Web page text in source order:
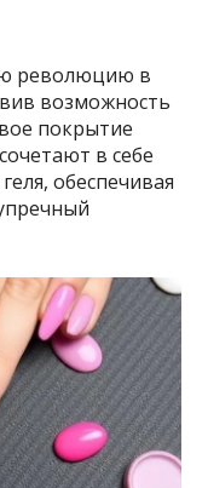
революцию в
возможность
покрытие
в себе
обеспечивая